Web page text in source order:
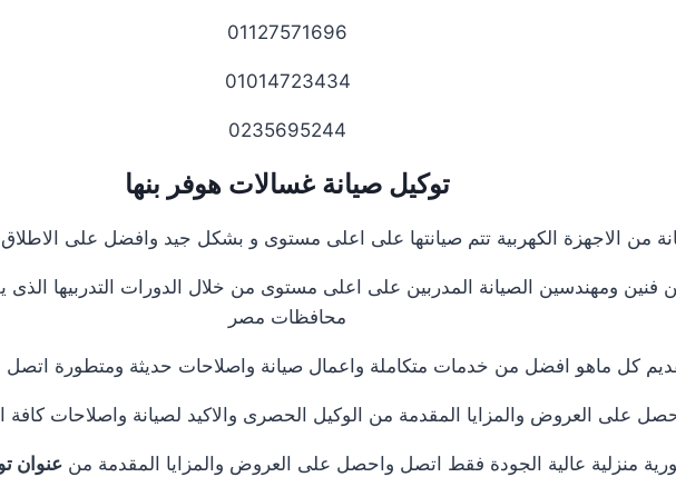
01127571696
01014723434
0235695244
توكيل صيانة غسالات هوفر بنها
من الاجهزة الكهربية تتم صيانتها على اعلى مستوى و بشكل جيد وافضل على
ومهندسين الصيانة المدربين على اعلى مستوى من خلال الدورات التدربيها الذى
محافظات مصر
كل ماهو افضل من خدمات متكاملة واعمال صيانة واصلاحات حديثة ومتطورة
على العروض والمزايا المقدمة من الوكيل الحصرى والاكيد لصيانة واصلاحات كافة
منزلية عالية الجودة فقط اتصل واحصل على العروض والمزايا المقدمة من عنوان